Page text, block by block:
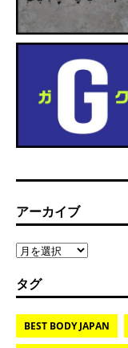
アーカイブ
タグ
BEST BODY JAPAN